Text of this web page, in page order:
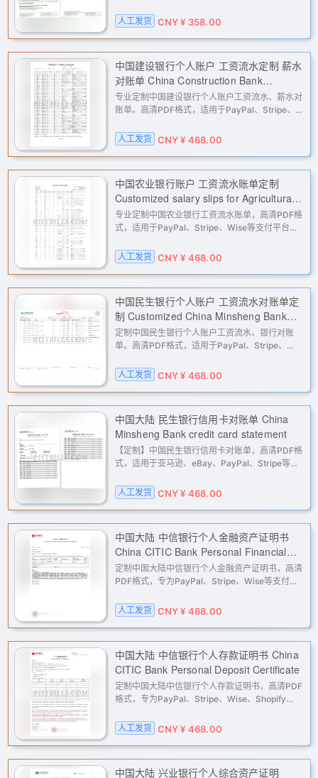
Stripe）、广告账户（Facebook、Google）等场
景的二审、KYC及地址验证而设计。高
人工发货 CNY ¥ 358.00
中国建设银行个人账户 工资流水定制 薪水
对账单 China Construction Bank
Personal Account Salary Transaction
Statement (Customized)
专业定制中国建设银行个人账户工资流水、薪水对
账单。高清PDF格式，适用于PayPal、Stripe、
入证明，协助账户解限申诉。人工处理，保障信息
准确，邮件交付。
人工发货 CNY ¥ 468.00
中国农业银行账户 工资流水账单定制
Customized salary slips for Agricultural
Bank of China accounts
专业定制中国农业银行工资流水账单，高清PDF格
式，适用于PayPal、Stripe、Wise等支付平台与
诉。我们根据您提供的信息进行人工处理，确保资
料的准确性，并通过电子邮件快速
人工发货 CNY ¥ 468.00
中国民生银行个人账户 工资流水对账单定
制 Customized China Minsheng Bank
Personal Account Salary Statement
定制中国民生银行个人账户工资流水、银行对账
单。高清PDF格式，适用于PayPal、Stripe、
账户解限申诉。专业人工处理，保障信息准确，邮
件交付。
人工发货 CNY ¥ 468.00
中国大陆 民生银行信用卡对账单 China
Minsheng Bank credit card statement
【定制】中国民生银行信用卡对账单，高清PDF格
式，适用于亚马逊、eBay、PayPal、Stripe等平
解决您在跨境电商、支付网关、广告账户验证中遇
到的地址与流水证明难题。
人工发货 CNY ¥ 468.00
中国大陆 中信银行个人金融资产证明书
China CITIC Bank Personal Financial
Asset Certificate (Mainland China)
定制中国大陆中信银行个人金融资产证明书，高清
PDF格式，专为PayPal、Stripe、Wise等支付平
明及账户解限申诉场景，人工处理，保障信息准
确，邮件交付。
人工发货 CNY ¥ 468.00
中国大陆 中信银行个人存款证明书 China
CITIC Bank Personal Deposit Certificate
定制中国大陆中信银行个人存款证明书，高清PDF
格式，专为PayPal、Stripe、Wise、Shopify
于各类账户KYC、收入证明及解限申诉，人工处
理，保障信息准确，助您轻松通过验证
人工发货 CNY ¥ 468.00
中国大陆 兴业银行个人综合资产证明